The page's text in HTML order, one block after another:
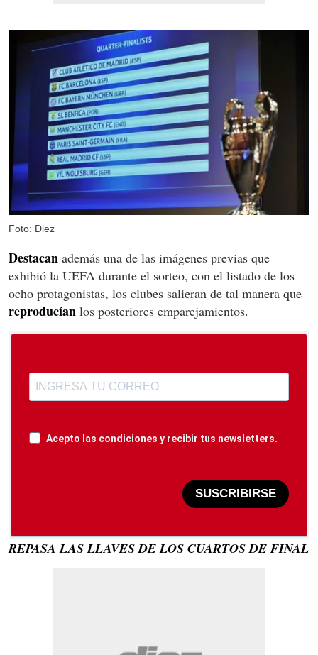
Foto: Diez
Destacan además una de las imágenes previas que
exhibió la UEFA durante el sorteo, con el listado de los
ocho protagonistas, los clubes salieran de tal manera que
reproducían los posteriores emparejamientos.
Acepto las condiciones y recibir tus newsletters.
SUSCRIBIRSE
REPASA LAS LLAVES DE LOS CUARTOS DE FINAL